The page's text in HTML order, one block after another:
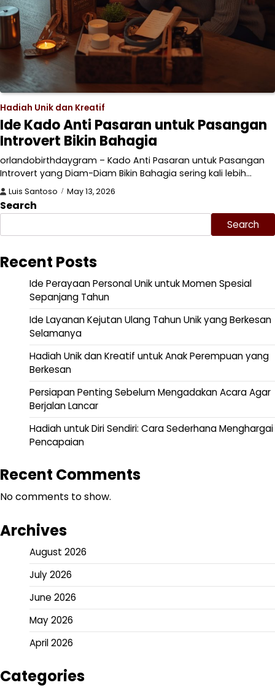
Hadiah Unik dan Kreatif
Ide Kado Anti Pasaran untuk Pasangan
Introvert Bikin Bahagia
orlandobirthdaygram – Kado Anti Pasaran untuk Pasangan
Introvert yang Diam-Diam Bikin Bahagia sering kali lebih…
Luis Santoso May 13, 2026
Search
Search
Recent Posts
Ide Perayaan Personal Unik untuk Momen Spesial
Sepanjang Tahun
Ide Layanan Kejutan Ulang Tahun Unik yang Berkesan
Selamanya
Hadiah Unik dan Kreatif untuk Anak Perempuan yang
Berkesan
Persiapan Penting Sebelum Mengadakan Acara Agar
Berjalan Lancar
Hadiah untuk Diri Sendiri: Cara Sederhana Menghargai
Pencapaian
Recent Comments
No comments to show.
Archives
August 2026
July 2026
June 2026
May 2026
April 2026
Categories